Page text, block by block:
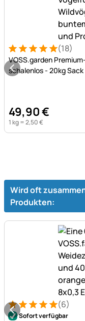
Bewertung: 5 von 5
18 Bewertungen
(18)
VOSS.garden
schalenlos - 20kg Sack
49,90€
1 kg =2,50€
Wird oft
Produkten:
Bewertung: 5 von 5
6 Bewertungen
(6)
Sofort verfügbar